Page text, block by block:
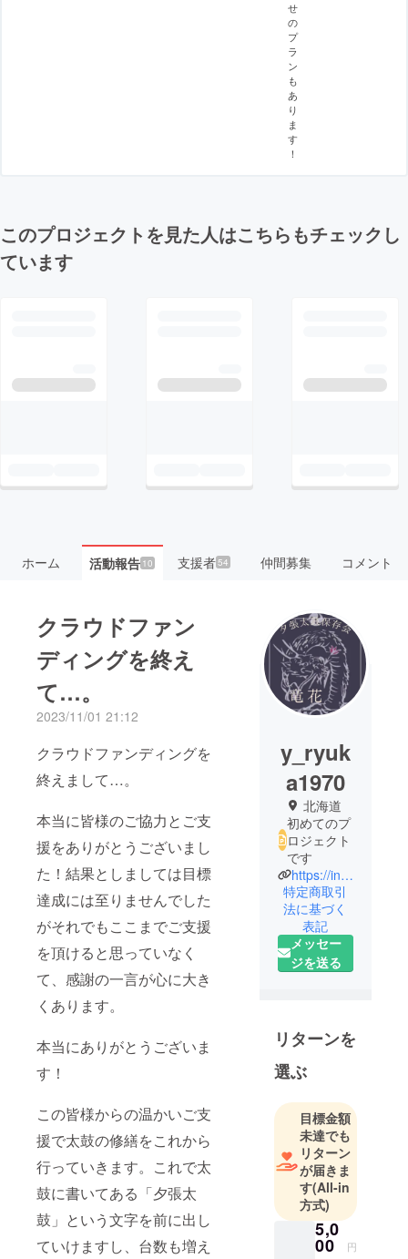
せ
の
プ
ラ
ン
も
あ
り
ま
す
！
このプロジェクトを見た人はこちらもチェックし
ています
ホーム 活動報告10 支援者54 仲間募集 コメント
クラウドファン
ディングを終え
て…。
2023/11/01 21:12
クラウドファンディングを
終えまして…。
本当に皆様のご協力とご支
援をありがとうございまし
た！結果としましては目標
達成には至りませんでした
がそれでもここまでご支援
を頂けると思っていなく
て、感謝の一言が心に大き
くあります。
本当にありがとうございま
す！
この皆様からの温かいご支
援で太鼓の修繕をこれから
行っていきます。これで太
鼓に書いてある「夕張太
鼓」という文字を前に出し
ていけますし、台数も増え
y_ryuk
a1970
北海道
初めてのプ
ロジェクト
です
https://instagram.com/ryuka_yubari?utm_source=qr&igshid=ZDc4ODBmNjlmNQ%3D%3D
特定商取引
法に基づく
表記
メッセー
ジを送る
リターンを
選ぶ
目標金額
未達でも
リターン
が届きま
す(All-in
方式)
5,0
00 円